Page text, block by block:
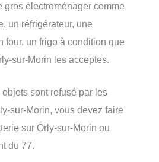
gros électroménager comme
un réfrigérateur, une
four, un frigo à condition que
sur-Morin les acceptes.
sont refusé par les
sur-Morin, vous devez faire
sur Orly-sur-Morin ou
du 77.